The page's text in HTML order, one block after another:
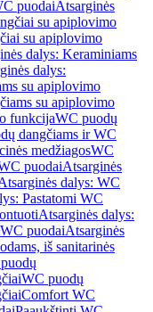
puodaiAtsarginės
su apiplovimo
su apiplovimo
dalys: Keraminiams
dalys:
su apiplovimo
su apiplovimo
funkcijaWC puodų
dangčiams ir WC
medžiagosWC
puodaiAtsarginės
dalys: WC
Pastatomi WC
Atsarginės dalys:
WC puodaiAtsarginės
iš sanitarinės
WC puodų
Comfort WC